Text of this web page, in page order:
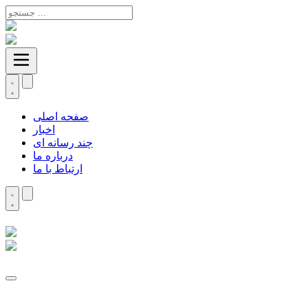
صفحه اصلی
اخبار
چند رسانه ای
درباره ما
ارتباط با ما